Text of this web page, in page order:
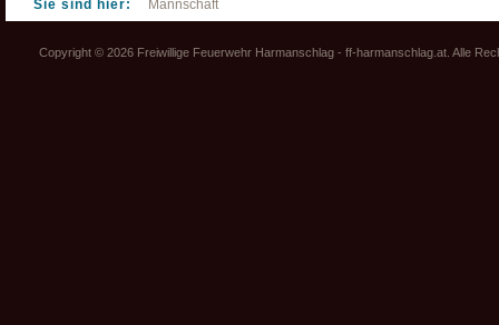
Sie sind hier: Mannschaft
Copyright © 2026 Freiwillige Feuerwehr Harmanschlag - ff-harmanschlag.at. Alle